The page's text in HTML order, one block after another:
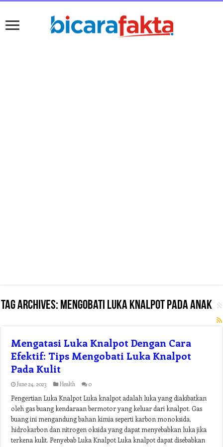
Tag Archives: mengobati luka knalpot pada anak
Mengatasi Luka Knalpot Dengan Cara
Efektif: Tips Mengobati Luka Knalpot
Pada Kulit
June 24, 2023 Health 0
Pengertian Luka Knalpot Luka knalpot adalah luka yang diakibatkan
oleh gas buang kendaraan bermotor yang keluar dari knalpot. Gas
buang ini mengandung bahan kimia seperti karbon monoksida,
hidrokarbon dan nitrogen oksida yang dapat menyebabkan luka jika
terkena kulit. Penyebab Luka Knalpot Luka knalpot dapat disebabkan